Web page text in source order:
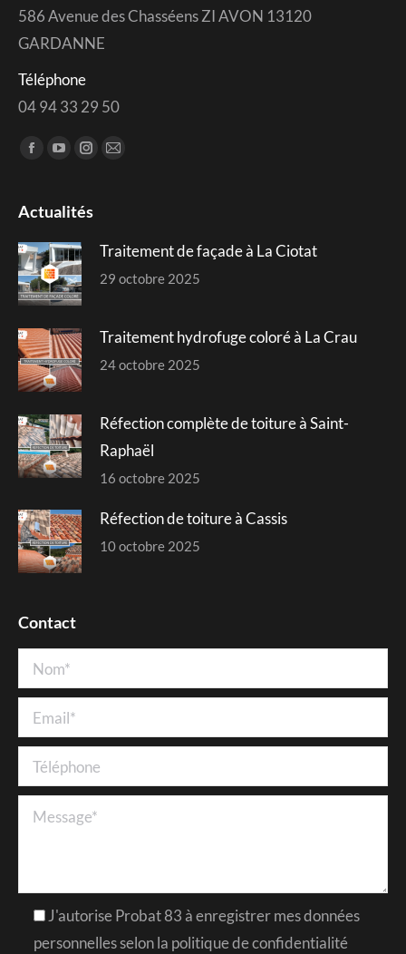
586 Avenue des Chasséens ZI AVON 13120
GARDANNE
Téléphone
04 94 33 29 50
Trouvez nous sur :
Facebook
opens
new
window
YouTube
opens
new
window
Instagram
opens
new
window
Mail
new
window
Actualités
Traitement de façade à La Ciotat
29 octobre 2025
Traitement hydrofuge coloré à La Crau
24 octobre 2025
Réfection complète de toiture à Saint-
Raphaël
16 octobre 2025
Réfection de toiture à Cassis
10 octobre 2025
Contact
J'autorise Probat 83 à enregistrer mes données
personnelles selon la politique de confidentialité